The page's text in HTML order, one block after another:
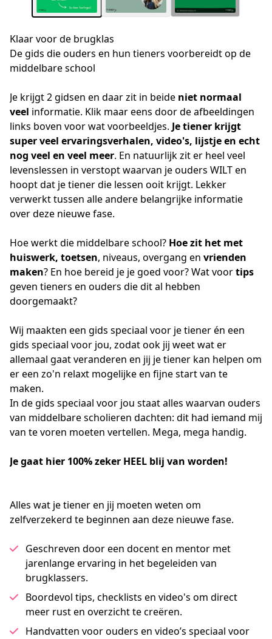
Klaar voor de brugklas
De gids die ouders en hun tieners voorbereidt op de
middelbare school
Je krijgt 2 gidsen en daar zit in beide niet normaal
veel informatie. Klik maar eens door de afbeeldingen
links boven voor wat voorbeeldjes. Je tiener krijgt
super veel ervaringsverhalen, video's, lijstje en echt
nog veel en veel meer. En natuurlijk zit er heel veel
levenslessen in verstopt waarvan je ouders WILT en
hoopt dat je tiener die lessen ooit krijgt. Lekker
verwerkt tussen alle andere belangrijke informatie
over deze nieuwe fase.
Hoe werkt die middelbare school? Hoe zit het met
huiswerk, toetsen, niveaus, overgang en vrienden
maken? En hoe bereid je je goed voor? Wat voor
geven tieners en ouders die dit al hebben
doorgemaakt?
Wij maakten een gids speciaal voor je tiener én een
gids speciaal voor jou, zodat ook jij weet wat er
allemaal gaat veranderen en jij je tiener kan helpen om
er een zo'n relaxt mogelijke en fijne start van te
maken.
In de gids speciaal voor jou staat alles waarvan ouders
van middelbare scholieren dachten: dit had iemand mij
van te voren moeten vertellen. Mega, mega handig.
Je gaat hier 100% zeker HEEL blij van worden!
Alles wat je tiener en jij moeten weten om
zelfverzekerd te beginnen aan deze nieuwe fase.
Geschreven door een docent en mentor met
jarenlange ervaring in het begeleiden van
brugklassers.
Boordevol tips, checklists en video's om direct
meer rust en overzicht te creëren.
Handvatten voor ouders en video’s speciaal voor